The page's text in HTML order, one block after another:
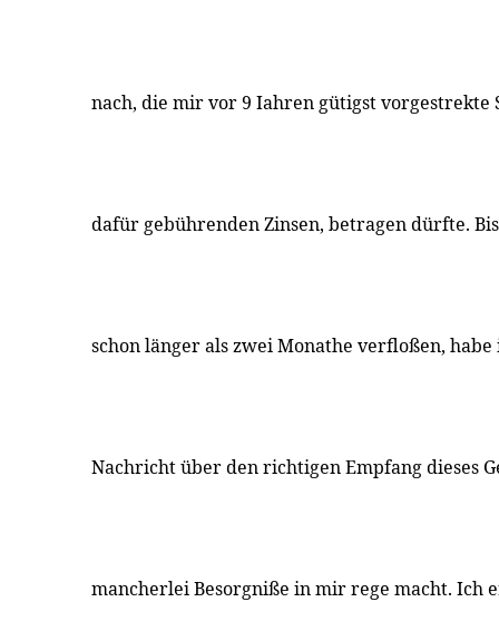
nach, die mir vor 9 Iahren gütigst vorgestrekte
dafür gebührenden Zinsen, betragen dürfte.
schon länger als zwei Monathe verfloßen, habe
Nachricht über den richtigen Empfang dieses
mancherlei Besorgniße in mir rege macht. Ich